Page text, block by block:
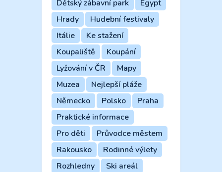
Dětský zábavní park
Egypt
Hrady
Hudební festivaly
Itálie
Ke stažení
Koupaliště
Koupání
Lyžování v ČR
Mapy
Muzea
Nejlepší pláže
Německo
Polsko
Praha
Praktické informace
Pro děti
Průvodce městem
Rakousko
Rodinné výlety
Rozhledny
Ski areál